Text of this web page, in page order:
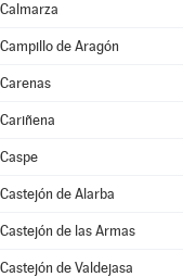
Calmarza
Campillo de Aragón
Carenas
Cariñena
Caspe
Castejón de Alarba
Castejón de las Armas
Castejón de Valdejasa